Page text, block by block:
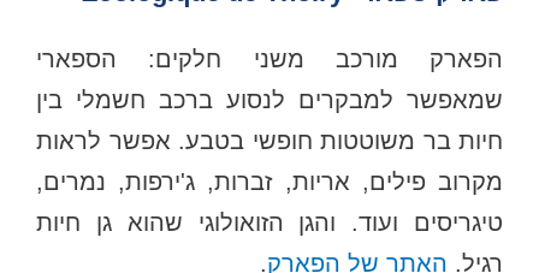
הפארק מורכב משני חלקים: הספארי
שמאפשר למבקרים לנסוע ברכב חשמלי בין
חיות בר משוטטות חופשי בטבע. אפשר לראות
מקרוב פילים, אריות, זברות, ג'ירפות, נמרים,
טיגריסים ועוד. והגן הזואולוגי שהוא גן חיות
רגיל. האתר של הפארק.